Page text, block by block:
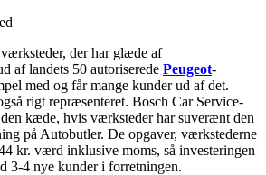
der har glæde af
af landets 50 autoriserede Peugeot-
med og får mange kunder ud af det.
rigt repræsenteret. Bosch Car Service-
kæde, hvis værksteder har suverænt den
på Autobutler. De opgaver, værkstederne
kr. værd inklusive moms, så investeringen
3-4 nye kunder i forretningen.